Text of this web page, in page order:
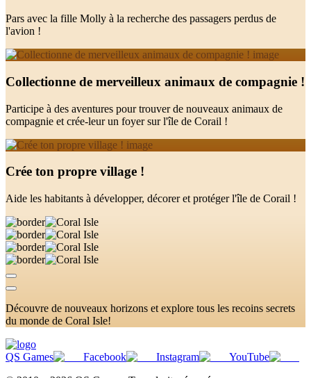
Pars avec la fille Molly à la recherche des passagers perdus de
l'avion !
Collectionne de merveilleux animaux de compagnie !
Participe à des aventures pour trouver de nouveaux animaux de
compagnie et crée-leur un foyer sur l'île de Corail !
Crée ton propre village !
Aide les habitants à développer, décorer et protéger l'île de Corail !
Découvre de nouveaux horizons et explore tous les recoins secrets
du monde de Coral Isle!
QS Games Facebook Instagram
YouTube